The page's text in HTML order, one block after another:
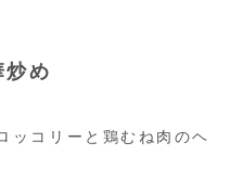
炒め
ッコリーと鶏むね肉のヘ